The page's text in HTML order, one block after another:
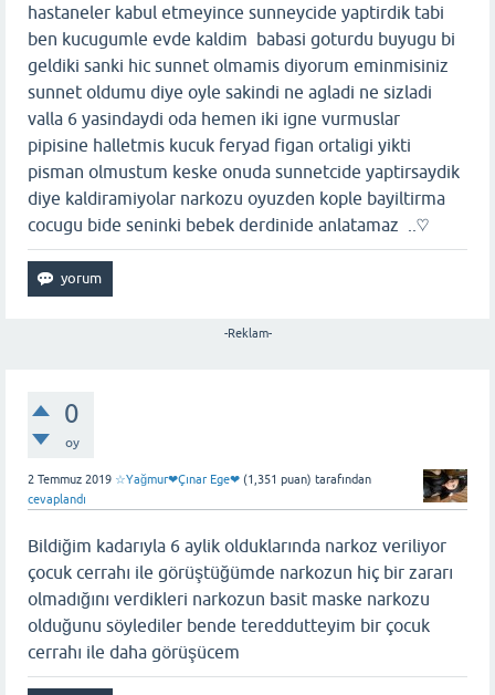
hastaneler kabul etmeyince sunneycide yaptirdik tabi
ben kucugumle evde kaldim babasi goturdu buyugu bi
geldiki sanki hic sunnet olmamis diyorum eminmisiniz
sunnet oldumu diye oyle sakindi ne agladi ne sizladi
valla 6 yasindaydi oda hemen iki igne vurmuslar
pipisine halletmis kucuk feryad figan ortaligi yikti
pisman olmustum keske onuda sunnetcide yaptirsaydik
diye kaldiramiyolar narkozu oyuzden kople bayiltirma
cocugu bide seninki bebek derdinide anlatamaz ..♡
-Reklam-
0
oy
2 Temmuz 2019 ☆Yağmur❤Çınar Ege❤ (1,351 puan) tarafından
cevaplandı
Bildiğim kadarıyla 6 aylik olduklarında narkoz veriliyor
çocuk cerrahı ile görüştüğümde narkozun hiç bir zararı
olmadığını verdikleri narkozun basit maske narkozu
olduğunu söylediler bende tereddutteyim bir çocuk
cerrahı ile daha görüşücem